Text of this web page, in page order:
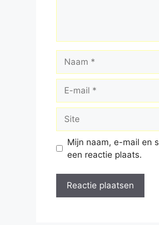
mail
Mijn naam, e-mail en
een reactie plaats.